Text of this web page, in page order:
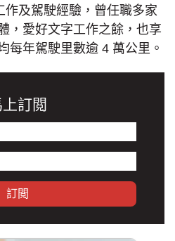
作及駕駛經驗，曾任職多家
，愛好文字工作之餘，也享
每年駕駛里數逾 4 萬公里。
上訂閲
訂閲